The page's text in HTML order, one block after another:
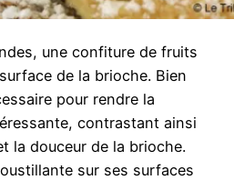
une confiture de fruits
de la brioche. Bien
pour rendre la
contrastant ainsi
la douceur de la brioche.
sur ses surfaces